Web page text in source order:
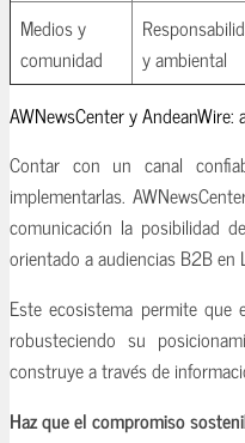
Medios y
comunidad
y ambiental
AWNewsCenter y
Contar con un canal
implementarlas.
comunicación la posibilidad
orientado a audiencias B2B en
Este ecosistema permite
robusteciendo su
construye a través de
Haz que el compromiso